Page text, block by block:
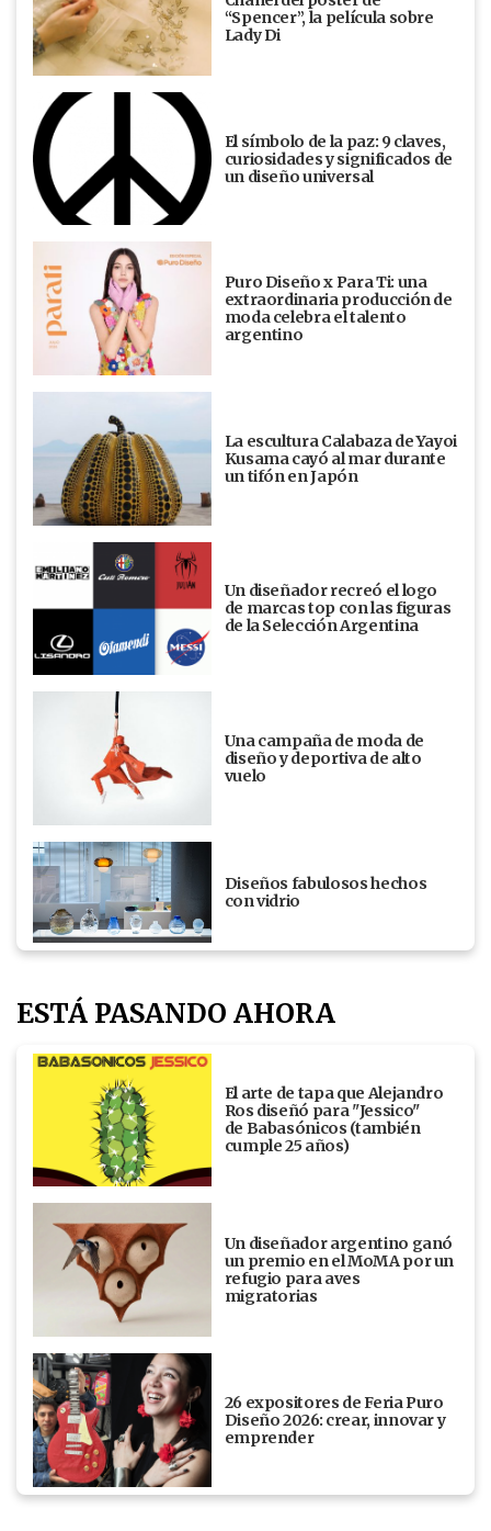
“Spencer”, la película sobre
Lady Di
El símbolo de la paz: 9 claves,
curiosidades y significados de
un diseño universal
Puro Diseño x Para Ti: una
extraordinaria producción de
moda celebra el talento
argentino
La escultura Calabaza de Yayoi
Kusama cayó al mar durante
un tifón en Japón
Un diseñador recreó el logo
de marcas top con las figuras
de la Selección Argentina
Una campaña de moda de
diseño y deportiva de alto
vuelo
Diseños fabulosos hechos
con vidrio
ESTÁ PASANDO AHORA
El arte de tapa que Alejandro
Ros diseñó para "Jessico"
de Babasónicos (también
cumple 25 años)
Un diseñador argentino ganó
un premio en el MoMA por un
refugio para aves
migratorias
26 expositores de Feria Puro
Diseño 2026: crear, innovar y
emprender